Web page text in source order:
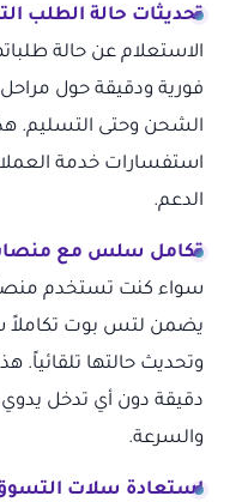
تحديثات حالة الطلب
الاستعلام عن حالة
فورية ودقيقة حول
الشحن وحتى التسليم.
استفسارات خدمة
الدعم.
تكامل سلس مع منصات
سواء كنت تستخدم
يضمن لتس بوت تكاملاً
وتحديث حالتها تلقائياً.
دقيقة دون أي تدخل
والسرعة.
استعادة سلات التسوق